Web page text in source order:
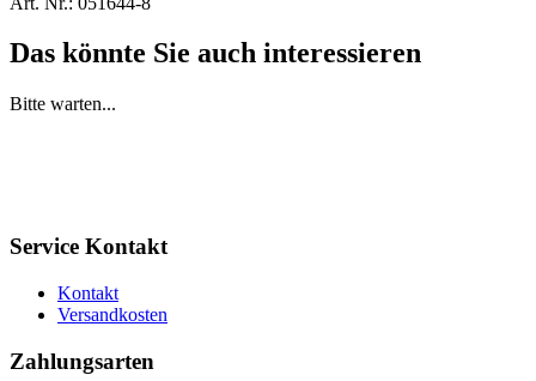
Das könnte Sie auch interessieren
Bitte warten...
Service Kontakt
Kontakt
Versandkosten
Zahlungsarten